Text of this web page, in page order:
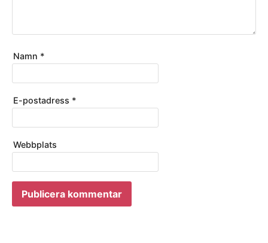
Namn *
E-postadress *
Webbplats